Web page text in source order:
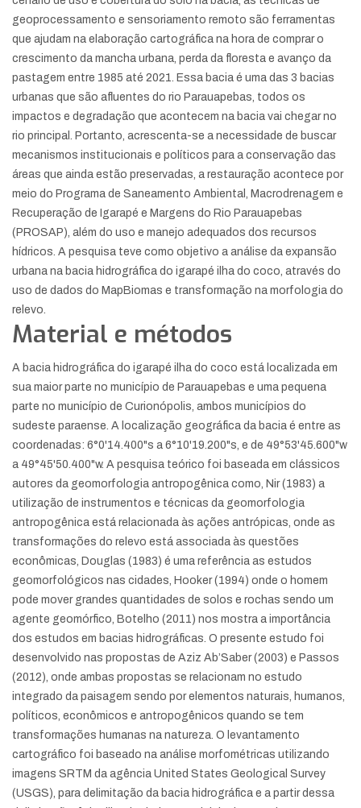
geoprocessamento e sensoriamento remoto são ferramentas
que ajudam na elaboração cartográfica na hora de comprar o
crescimento da mancha urbana, perda da floresta e avanço da
pastagem entre 1985 até 2021. Essa bacia é uma das 3 bacias
urbanas que são afluentes do rio Parauapebas, todos os
impactos e degradação que acontecem na bacia vai chegar no
rio principal. Portanto, acrescenta-se a necessidade de buscar
mecanismos institucionais e políticos para a conservação das
áreas que ainda estão preservadas, a restauração acontece por
meio do Programa de Saneamento Ambiental, Macrodrenagem e
Recuperação de Igarapé e Margens do Rio Parauapebas
(PROSAP), além do uso e manejo adequados dos recursos
hídricos. A pesquisa teve como objetivo a análise da expansão
urbana na bacia hidrográfica do igarapé ilha do coco, através do
uso de dados do MapBiomas e transformação na morfologia do
relevo.
Material e métodos
A bacia hidrográfica do igarapé ilha do coco está localizada em
sua maior parte no município de Parauapebas e uma pequena
parte no município de Curionópolis, ambos municípios do
sudeste paraense. A localização geográfica da bacia é entre as
coordenadas: 6°0'14.400"s a 6°10'19.200"s, e de 49°53'45.600"w
a 49°45'50.400"w. A pesquisa teórico foi baseada em clássicos
autores da geomorfologia antropogênica como, Nir (1983) a
utilização de instrumentos e técnicas da geomorfologia
antropogênica está relacionada às ações antrópicas, onde as
transformações do relevo está associada às questões
econômicas, Douglas (1983) é uma referência as estudos
geomorfológicos nas cidades, Hooker (1994) onde o homem
pode mover grandes quantidades de solos e rochas sendo um
agente geomórfico, Botelho (2011) nos mostra a importância
dos estudos em bacias hidrográficas. O presente estudo foi
desenvolvido nas propostas de Aziz Ab’Saber (2003) e Passos
(2012), onde ambas propostas se relacionam no estudo
integrado da paisagem sendo por elementos naturais, humanos,
políticos, econômicos e antropogênicos quando se tem
transformações humanas na natureza. O levantamento
cartográfico foi baseado na análise morfométricas utilizando
imagens SRTM da agência United States Geological Survey
(USGS), para delimitação da bacia hidrográfica e a partir dessa